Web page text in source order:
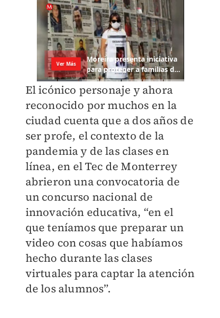
El icónico personaje y ahora
reconocido por muchos en la
ciudad cuenta que a dos años de
ser profe, el contexto de la
pandemia y de las clases en
línea, en el Tec de Monterrey
abrieron una convocatoria de
un concurso nacional de
innovación educativa, “en el
que teníamos que preparar un
video con cosas que habíamos
hecho durante las clases
virtuales para captar la atención
de los alumnos”.